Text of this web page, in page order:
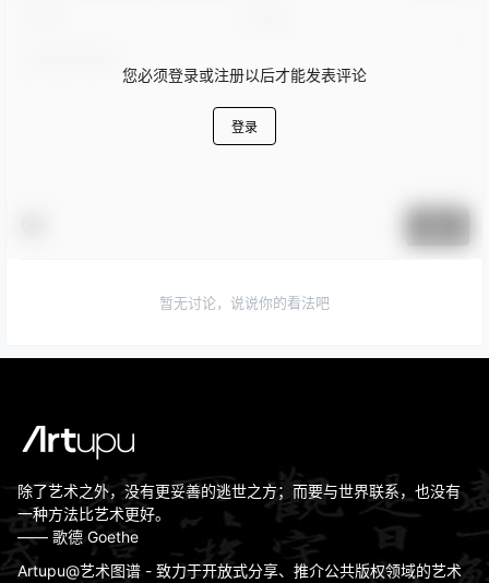
您必须登录或注册以后才能发表评论
登录
暂无讨论，说说你的看法吧
除了艺术之外，没有更妥善的逃世之方；而要与世界联系，也没有
一种方法比艺术更好。
—— 歌德 Goethe
Artupu@艺术图谱 - 致力于开放式分享、推介公共版权领域的艺术